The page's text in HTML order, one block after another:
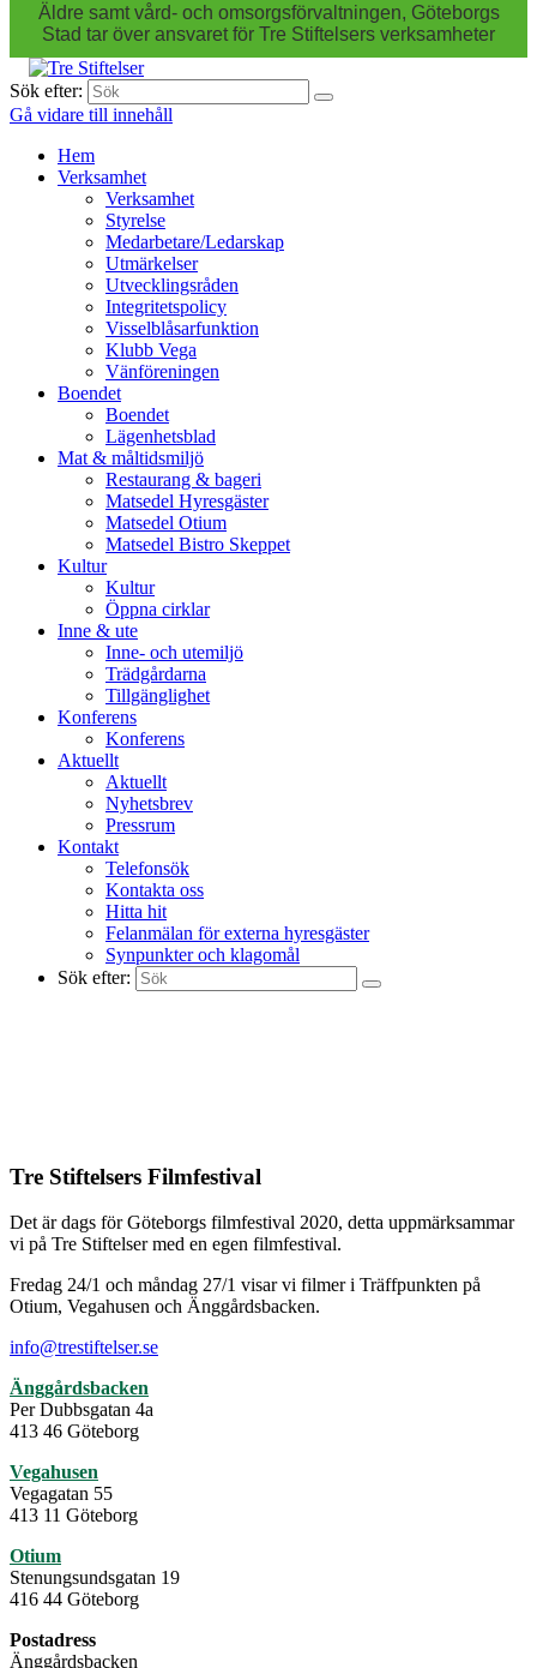
Äldre samt vård- och omsorgsförvaltningen, Göteborgs
Stad tar över ansvaret för Tre Stiftelsers verksamheter
Sök efter:
Gå vidare till innehåll
Hem
Verksamhet
Verksamhet
Styrelse
Medarbetare/Ledarskap
Utmärkelser
Utvecklingsråden
Integritetspolicy
Visselblåsarfunktion
Klubb Vega
Vänföreningen
Boendet
Boendet
Lägenhetsblad
Mat & måltidsmiljö
Restaurang & bageri
Matsedel Hyresgäster
Matsedel Otium
Matsedel Bistro Skeppet
Kultur
Kultur
Öppna cirklar
Inne & ute
Inne- och utemiljö
Trädgårdarna
Tillgänglighet
Konferens
Konferens
Aktuellt
Aktuellt
Nyhetsbrev
Pressrum
Kontakt
Telefonsök
Kontakta oss
Hitta hit
Felanmälan för externa hyresgäster
Synpunkter och klagomål
Sök efter:
Tre Stiftelsers Filmfestival
Det är dags för Göteborgs filmfestival 2020, detta uppmärksammar
vi på Tre Stiftelser med en egen filmfestival.
Fredag 24/1 och måndag 27/1 visar vi filmer i Träffpunkten på
Otium, Vegahusen och Änggårdsbacken.
info@trestiftelser.se
Änggårdsbacken
Per Dubbsgatan 4a
413 46 Göteborg
Vegahusen
Vegagatan 55
413 11 Göteborg
Otium
Stenungsundsgatan 19
416 44 Göteborg
Postadress
Änggårdsbacken